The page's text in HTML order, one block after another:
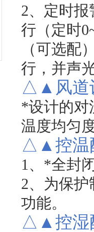
2、 定时报
行 （定时
（可选配
行 ， 并声
△▲ 风
*设计的对
温度均匀
△▲ 控温
1、 *全封
2、 为保护
功能。
△▲ 控湿